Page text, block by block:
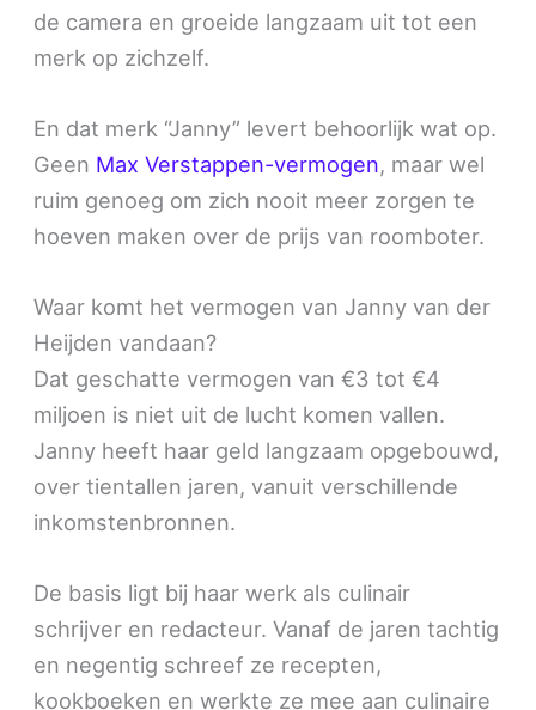
de camera en groeide langzaam uit tot een
merk op zichzelf.
En dat merk “Janny” levert behoorlijk wat op.
Geen Max Verstappen-vermogen, maar wel
ruim genoeg om zich nooit meer zorgen te
hoeven maken over de prijs van roomboter.
Waar komt het vermogen van Janny van der
Heijden vandaan?
Dat geschatte vermogen van €3 tot €4
miljoen is niet uit de lucht komen vallen.
Janny heeft haar geld langzaam opgebouwd,
over tientallen jaren, vanuit verschillende
inkomstenbronnen.
De basis ligt bij haar werk als culinair
schrijver en redacteur. Vanaf de jaren tachtig
en negentig schreef ze recepten,
kookboeken en werkte ze mee aan culinaire